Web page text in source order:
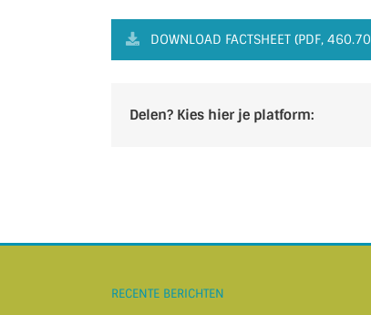
DOWNLOAD FACTSHEET (PDF,
Delen? Kies hier je platform:
RECENTE BERICHTEN